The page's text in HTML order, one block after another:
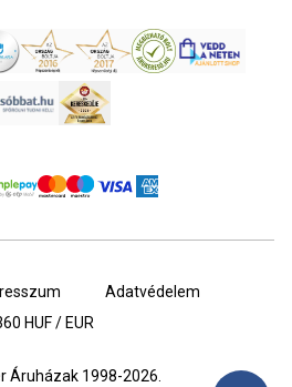
Adatvédelem
HUF / EUR
Áruházak 1998-2026.